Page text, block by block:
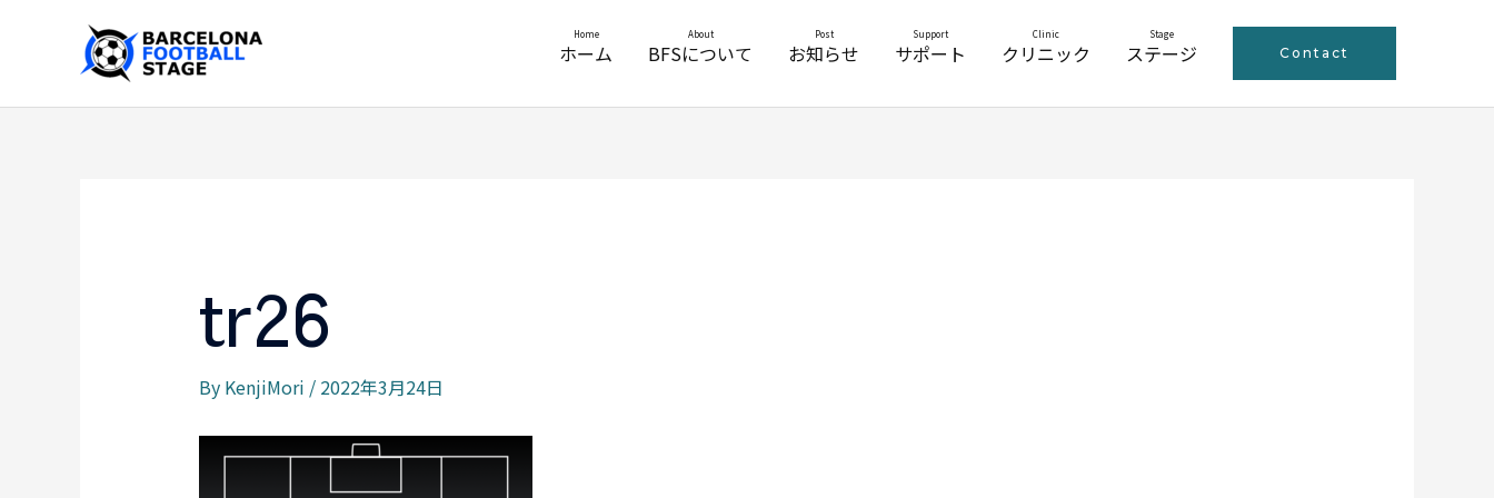
ホーム
Home
BFSについて
About
お知らせ
Post
サポート
Support
クリニック
Clinic
ステージ
Stage
Contact
tr26
By KenjiMori / 2022年3月24日